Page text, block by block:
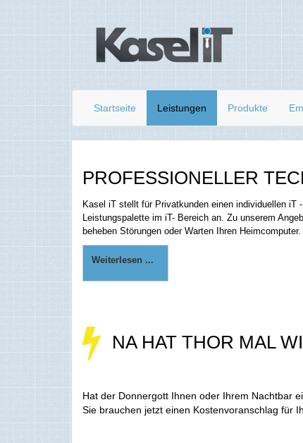
Startseite Leistungen Produkte
PROFESSIONELLER
Kasel iT stellt für Privatkunden einen individuellen iT
Leistungspalette im iT- Bereich an. Zu unserem
beheben Störungen oder Warten Ihren Heimcomputer.
Weiterlesen ...
NA HAT THOR MAL
Hat der Donnergott Ihnen oder Ihrem Nachtbar
Sie brauchen jetzt einen Kostenvoranschlag für